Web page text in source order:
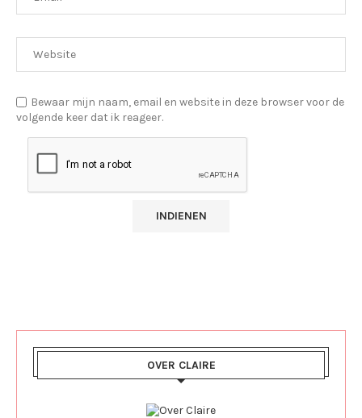
Bewaar mijn naam, email en website in deze browser voor de
volgende keer dat ik reageer.
OVER CLAIRE